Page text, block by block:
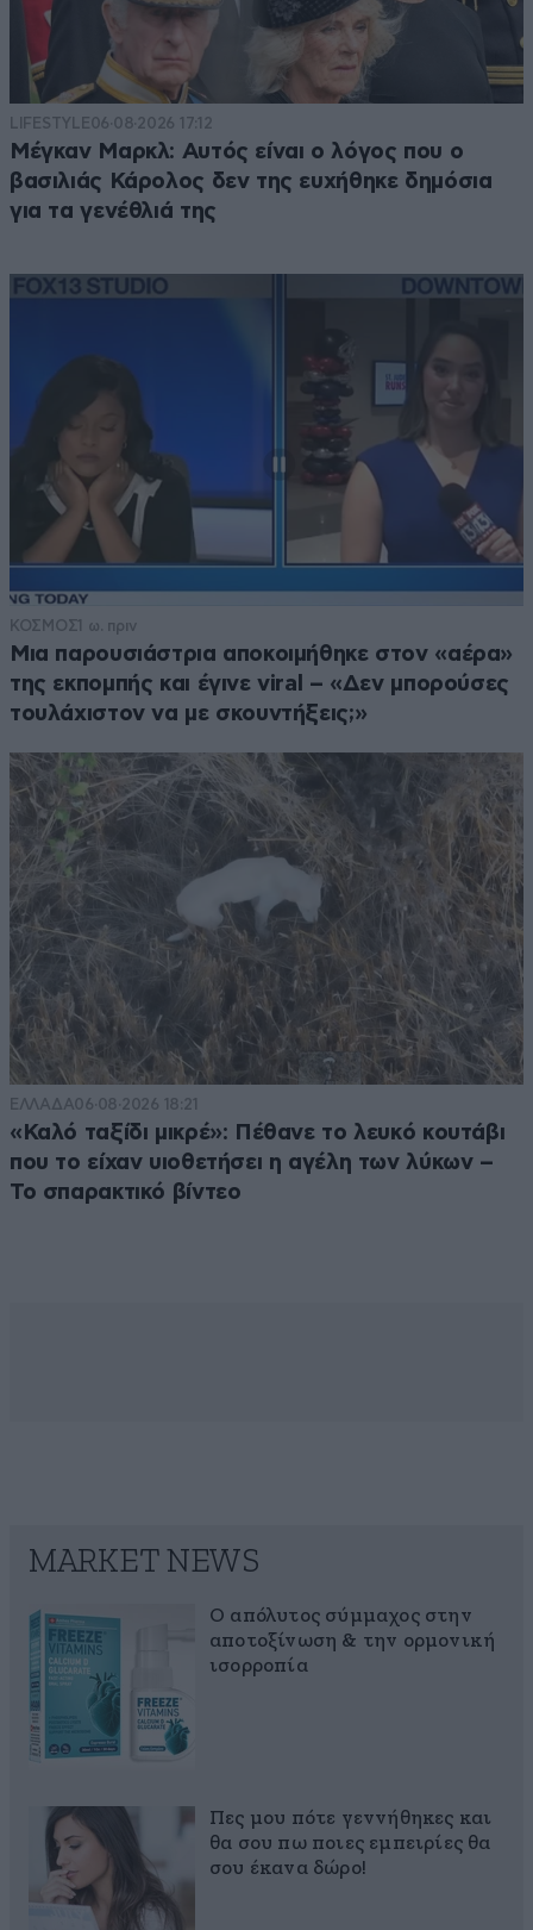
LIFESTYLE06·08·2026 17:12
Μέγκαν Μαρκλ: Αυτός είναι ο λόγος που ο
βασιλιάς Κάρολος δεν της ευχήθηκε δημόσια
για τα γενέθλιά της
ΚΟΣΜΟΣ1 ω. πριν
Μια παρουσιάστρια αποκοιμήθηκε στον «αέρα»
της εκπομπής και έγινε viral – «Δεν μπορούσες
τουλάχιστον να με σκουντήξεις;»
ΕΛΛΑΔΑ06·08·2026 18:21
«Καλό ταξίδι μικρέ»: Πέθανε το λευκό κουτάβι
που το είχαν υιοθετήσει η αγέλη των λύκων –
Το σπαρακτικό βίντεο
MARKET NEWS
Ο απόλυτος σύμμαχος στην
αποτοξίνωση & την ορμονική
ισορροπία
Πες μου πότε γεννήθηκες και
θα σου πω ποιες εμπειρίες θα
σου έκανα δώρο!